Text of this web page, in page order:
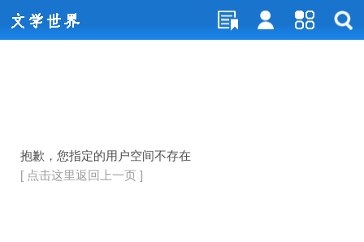
抱歉，您指定的用户空间不存在
[ 点击这里返回上一页 ]